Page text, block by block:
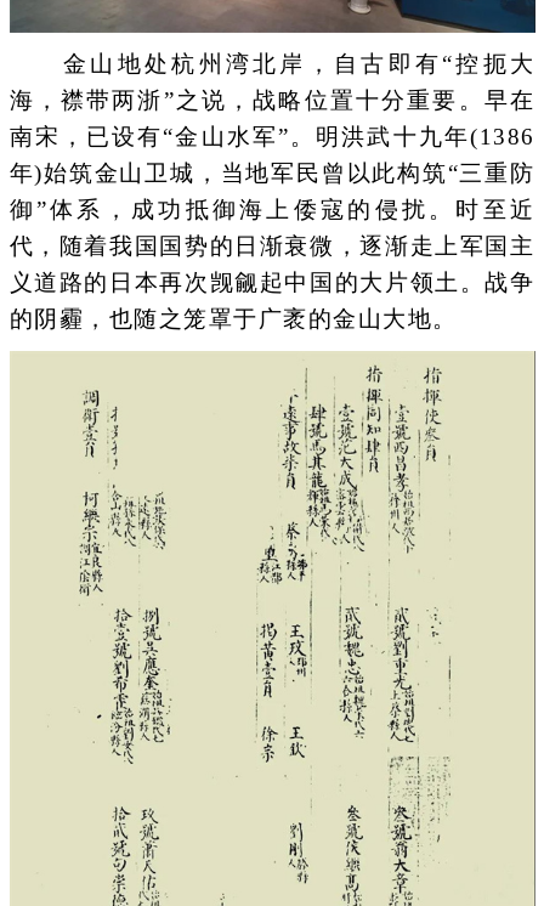
金山地处杭州湾北岸，自古即有“控扼大
海，襟带两浙”之说，战略位置十分重要。早在
南宋，已设有“金山水军”。明洪武十九年(1386
年)始筑金山卫城，当地军民曾以此构筑“三重防
御”体系，成功抵御海上倭寇的侵扰。时至近
代，随着我国国势的日渐衰微，逐渐走上军国主
义道路的日本再次觊觎起中国的大片领土。战争
的阴霾，也随之笼罩于广袤的金山大地。